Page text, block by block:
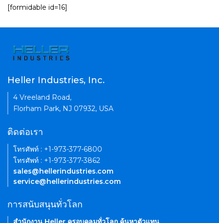
[formidable id=16]
Heller Industries, Inc.
4 Vreeland Road,
Florham Park, NJ 07932, USA
ติดต่อเรา
โทรศัพท์ : +1-973-377-6800
โทรศัพท์ : +1-973-377-3862
sales@hellerindustries.com
service@hellerindustries.com
การสนับสนุนทั่วโลก